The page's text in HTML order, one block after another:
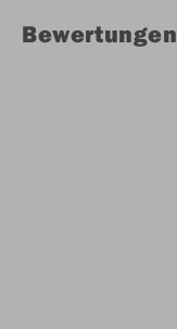
Bewertungen